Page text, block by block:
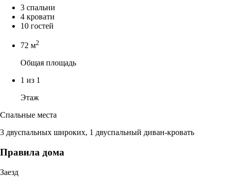
3 спальни
4 кровати
10 гостей
72 м2
Общая площадь
1 из 1
Этаж
Спальные места
3 двуспальных широких, 1 двуспальный диван-кровать
Правила дома
Заезд